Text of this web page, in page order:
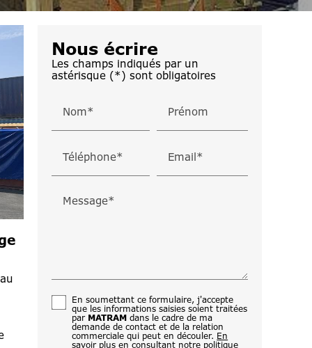
Nous écrire
Les champs indiqués par un
astérisque (*) sont obligatoires
Nom* Prénom
Téléphone* Email*
Message*
En soumettant ce formulaire, j'accepte
que les informations saisies soient traitées
par MATRAM dans le cadre de ma
demande de contact et de la relation
commerciale qui peut en découler. En
savoir plus en consultant notre politique